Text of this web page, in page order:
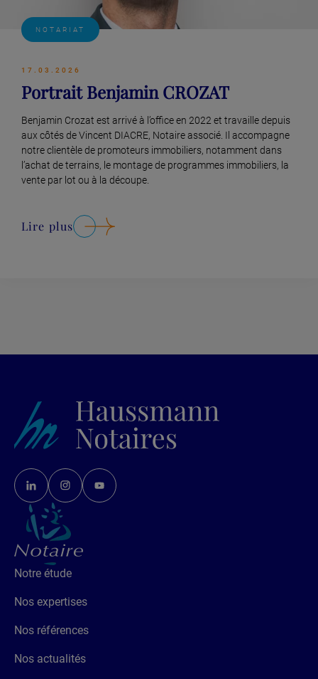
NOTARIAT
17.03.2026
Portrait Benjamin CROZAT
Benjamin Crozat est arrivé à l’office en 2022 et travaille depuis
aux côtés de Vincent DIACRE, Notaire associé. Il accompagne
notre clientèle de promoteurs immobiliers, notamment dans
l’achat de terrains, le montage de programmes immobiliers, la
vente par lot ou à la découpe.
Lire plus
Notre étude
Nos expertises
Nos références
Nos actualités